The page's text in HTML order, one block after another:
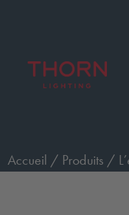
Accueil / Produits /